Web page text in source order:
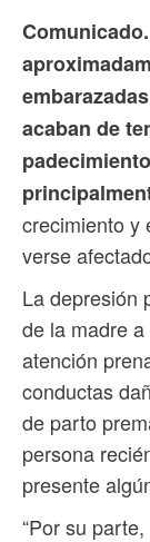
acaban de
crecimiento y
verse
La depresión
de la madre
atención
conductas
de parto
persona
presente
“Por su